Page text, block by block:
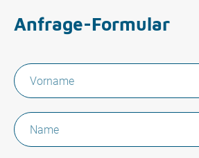
Anfrage-Formular